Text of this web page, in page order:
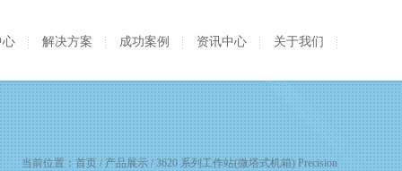
心 解决方案 成功案例 资讯中心 关于我们
当前位置：首页/ 产品展示 / 3620 系列工作站(微塔式机箱) Precision